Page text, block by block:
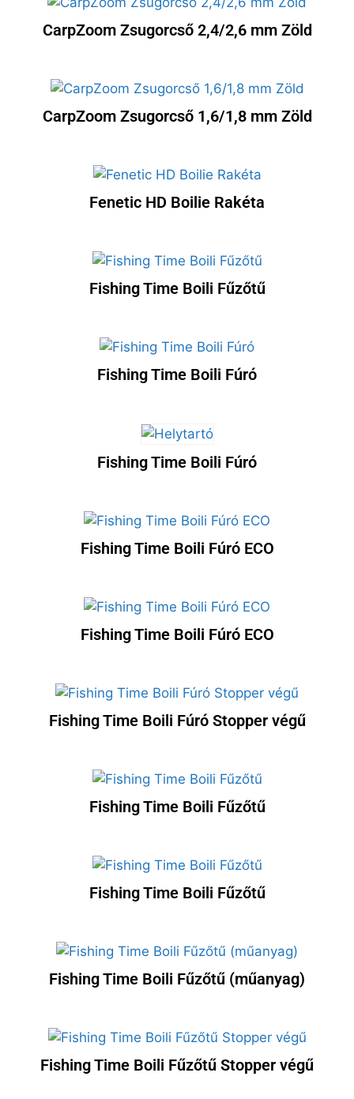
CarpZoom Zsugorcső 2,4/2,6 mm Zöld
CarpZoom Zsugorcső 1,6/1,8 mm Zöld
Fenetic HD Boilie Rakéta
Fishing Time Boili Fűzőtű
Fishing Time Boili Fúró
Fishing Time Boili Fúró
Fishing Time Boili Fúró ECO
Fishing Time Boili Fúró ECO
Fishing Time Boili Fúró Stopper végű
Fishing Time Boili Fűzőtű
Fishing Time Boili Fűzőtű
Fishing Time Boili Fűzőtű (műanyag)
Fishing Time Boili Fűzőtű Stopper végű